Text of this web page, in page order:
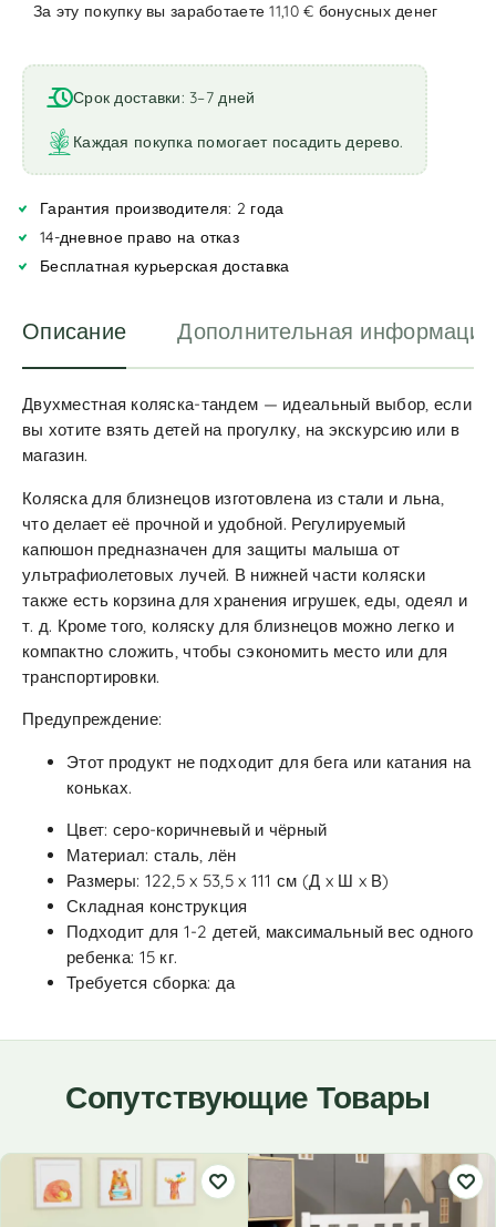
За эту покупку вы заработаете 11,10 € бонусных денег
l
t
e
r
n
t
i
Срок доставки: 3–7 дней
Каждая покупка помогает посадить дерево.
Гарантия производителя: 2 года
14-дневное право на отказ
Бесплатная курьерская доставка
Описание Дополнительная информация
Двухместная коляска-тандем — идеальный выбор, если
вы хотите взять детей на прогулку, на экскурсию или в
магазин.
Коляска для близнецов изготовлена из стали и льна,
что делает её прочной и удобной. Регулируемый
капюшон предназначен для защиты малыша от
ультрафиолетовых лучей. В нижней части коляски
также есть корзина для хранения игрушек, еды, одеял и
т. д. Кроме того, коляску для близнецов можно легко и
компактно сложить, чтобы сэкономить место или для
транспортировки.
Предупреждение:
Этот продукт не подходит для бега или катания на
коньках.
Цвет: серо-коричневый и чёрный
Материал: сталь, лён
Размеры: 122,5 x 53,5 x 111 см (Д x Ш x В)
Складная конструкция
Подходит для 1-2 детей, максимальный вес одного
ребенка: 15 кг.
Требуется сборка: да
Сопутствующие Товары